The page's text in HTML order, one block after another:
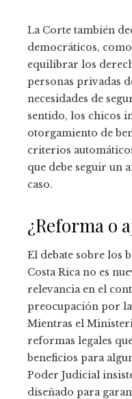
La Corte también
democráticos,
equilibrar los
personas privadas
necesidades de
sentido, los chicos
otorgamiento de
criterios
que debe seguir un
caso.
¿Reforma o
El debate sobre los
Costa Rica no es
relevancia en el
preocupación por
Mientras el
reformas legales
beneficios para
Poder Judicial
diseñado para